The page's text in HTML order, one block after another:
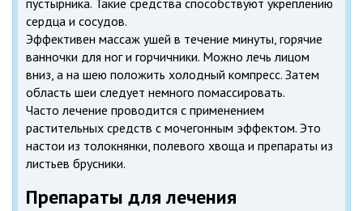
пустырника. Такие средства способствуют укреплению
сердца и сосудов.
Эффективен массаж ушей в течение минуты, горячие
ванночки для ног и горчичники. Можно лечь лицом
вниз, а на шею положить холодный компресс. Затем
область шеи следует немного помассировать.
Часто лечение проводится с применением
растительных средств с мочегонным эффектом. Это
настои из толокнянки, полевого хвоща и препараты из
листьев брусники.
Препараты для лечения